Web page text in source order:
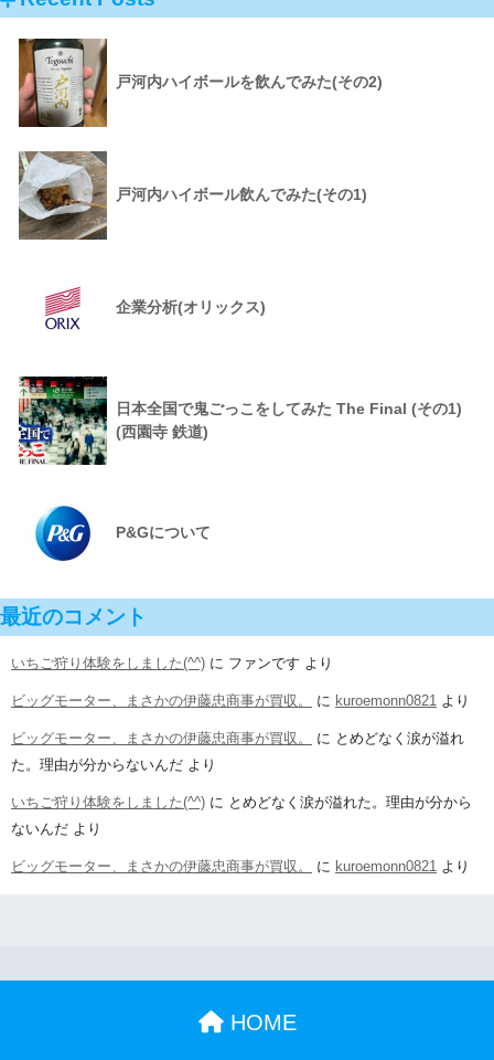
戸河内ハイボールを飲んでみた(その2)
戸河内ハイボール飲んでみた(その1)
企業分析(オリックス)
日本全国で鬼ごっこをしてみた The Final (その1)
(西園寺 鉄道)
P&Gについて
最近のコメント
いちご狩り体験をしました(^^) に ファンです より
ビッグモーター、まさかの伊藤忠商事が買収。 に kuroemonn0821 より
ビッグモーター、まさかの伊藤忠商事が買収。 に とめどなく涙が溢れ
た。理由が分からないんだ より
いちご狩り体験をしました(^^) に とめどなく涙が溢れた。理由が分から
ないんだ より
ビッグモーター、まさかの伊藤忠商事が買収。 に kuroemonn0821 より
HOME